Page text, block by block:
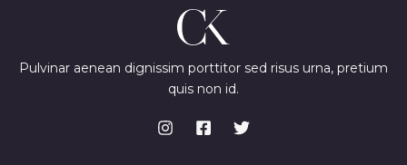
Pulvinar aenean dignissim porttitor sed risus urna, pretium
quis non id.